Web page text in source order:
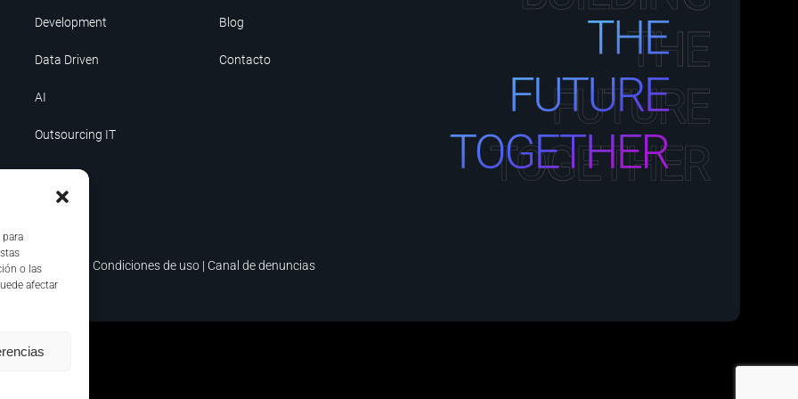
o las
afectar
Development
Data Driven
AI
Outsourcing IT
Blog
Contacto
de seguridad Condiciones de uso | Canal de denuncias